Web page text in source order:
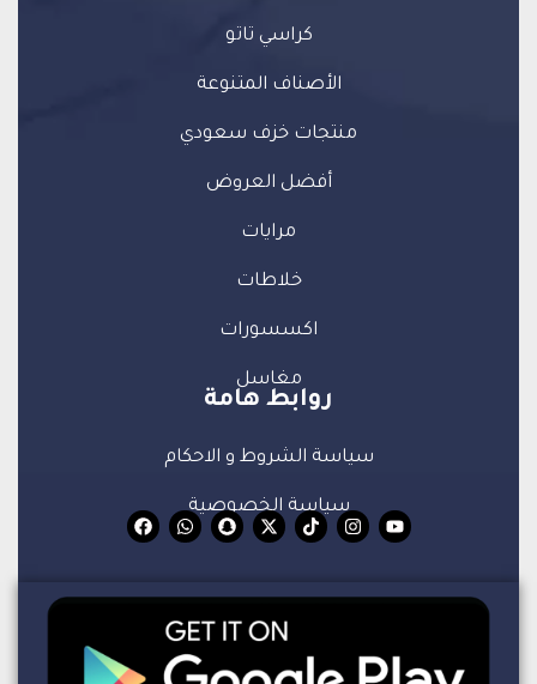
كراسي تاتو
الأصناف المتنوعة
منتجات خزف سعودي
أفضل العروض
مرايات
خلاطات
اكسسورات
مغاسل
روابط هامة
سياسة الشروط و الاحكام
سياسة الخصوصية